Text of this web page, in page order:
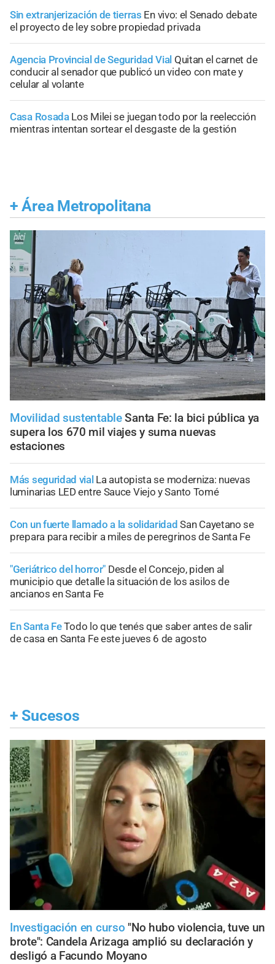
Sin extranjerización de tierras En vivo: el Senado debate
el proyecto de ley sobre propiedad privada
Agencia Provincial de Seguridad Vial Quitan el carnet de
conducir al senador que publicó un video con mate y
celular al volante
Casa Rosada Los Milei se juegan todo por la reelección
mientras intentan sortear el desgaste de la gestión
+ Área Metropolitana
Movilidad sustentable Santa Fe: la bici pública ya
supera los 670 mil viajes y suma nuevas
estaciones
Más seguridad vial La autopista se moderniza: nuevas
luminarias LED entre Sauce Viejo y Santo Tomé
Con un fuerte llamado a la solidaridad San Cayetano se
prepara para recibir a miles de peregrinos de Santa Fe
"Geriátrico del horror" Desde el Concejo, piden al
municipio que detalle la situación de los asilos de
ancianos en Santa Fe
En Santa FeTodo lo que tenés que saber antes de salir
de casa en Santa Fe este jueves 6 de agosto
+ Sucesos
Investigación en curso "No hubo violencia, tuve un
brote": Candela Arizaga amplió su declaración y
desligó a Facundo Moyano